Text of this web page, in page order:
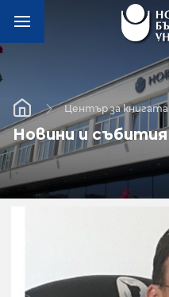
Център за книгата
Новини и събития